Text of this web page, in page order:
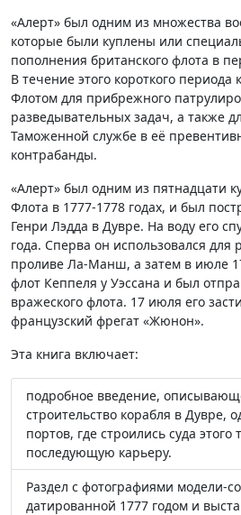
«Алерт» был одним из множества
которые были куплены или
пополнения британского флота в
В течение этого короткого периода
Флотом для прибрежного
разведывательных задач, а также
Таможенной службе в её
контрабанды.
«Алерт» был одним из пятнадцати
Флота в 1777-1778 годах, и был
Генри Лэдда в Дувре. На воду его
года. Сперва он использовался для
проливе Ла-Манш, а затем в июле
флот Кеппеля у Уэссана и был
вражеского флота. 17 июля его
французский фрегат «Жюнон».
Эта книга включает:
подробное введение,
строительство корабля в Дувре,
портов, где строились суда этого
последующую карьеру.
Раздел с фотографиями модели-
датированной 1777 годом и